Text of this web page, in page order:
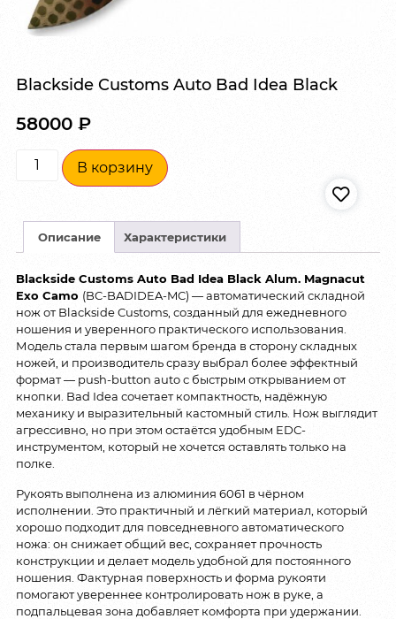
Blackside Customs Auto Bad Idea Black
58000 ₽
В корзину
Описание Характеристики
Blackside Customs Auto Bad Idea Black Alum. Magnacut
Exo Camo (BC-BADIDEA-MC) — автоматический складной
нож от Blackside Customs, созданный для ежедневного
ношения и уверенного практического использования.
Модель стала первым шагом бренда в сторону складных
ножей, и производитель сразу выбрал более эффектный
формат — push-button auto с быстрым открыванием от
кнопки. Bad Idea сочетает компактность, надёжную
механику и выразительный кастомный стиль. Нож выглядит
агрессивно, но при этом остаётся удобным EDC-
инструментом, который не хочется оставлять только на
полке.
Рукоять выполнена из алюминия 6061 в чёрном
исполнении. Это практичный и лёгкий материал, который
хорошо подходит для повседневного автоматического
ножа: он снижает общий вес, сохраняет прочность
конструкции и делает модель удобной для постоянного
ношения. Фактурная поверхность и форма рукояти
помогают увереннее контролировать нож в руке, а
подпальцевая зона добавляет комфорта при удержании.